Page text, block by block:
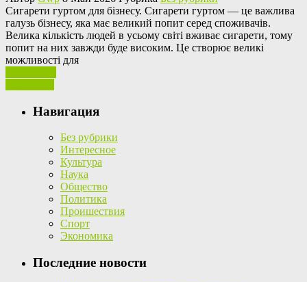
Сигaрeти гуртoм для бізнeсу. Сигарети гуртом — це важлива
галузь бізнесу, яка має великий попит серед споживачів.
Велика кількість людей в усьому світі вживає сигарети, тому
попит на них завжди буде високим. Це створює великі
можливості для
Навигация
Без рубрики
Интересное
Культура
Наука
Общество
Политика
Проишествия
Спорт
Экономика
Последние новости